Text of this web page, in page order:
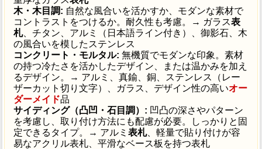
木・木目調: 自然な風合いを活かすか、モダンな素材で
コントラストをつけるか。耐久性も考慮。→ ガラス表
札、チタン、アルミ（日本語ライン付き）、御影石、木
の風合いを模したステンレス
コンクリート・モルタル: 無機質でモダンな印象。素材
の持つ冷たさを活かしたデザイン、または温かみを加え
るデザイン。→ アルミ、真鍮、銅、ステンレス（レー
ザーカット切り文字）、ガラス、デザイン性の高いオー
ダーメイド品
サイディング（凸凹・石目調）: 凹凸の深さやパターン
を考慮し、取り付け方法にも配慮が必要。しっかりと固
定できるタイプ。→ アルミ 表札、軽量で貼り付けが容
易なアクリル表札、平滑なベース板を持つ表札